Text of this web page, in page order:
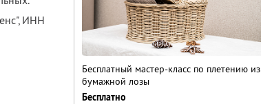
ИНН
Бесплатный мастер-класс по плетению из
бумажной лозы
Бесплатно